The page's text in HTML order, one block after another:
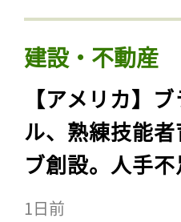
建設・不動産
【アメリカ】
ル、熟練技能
ブ創設。人手
1日前